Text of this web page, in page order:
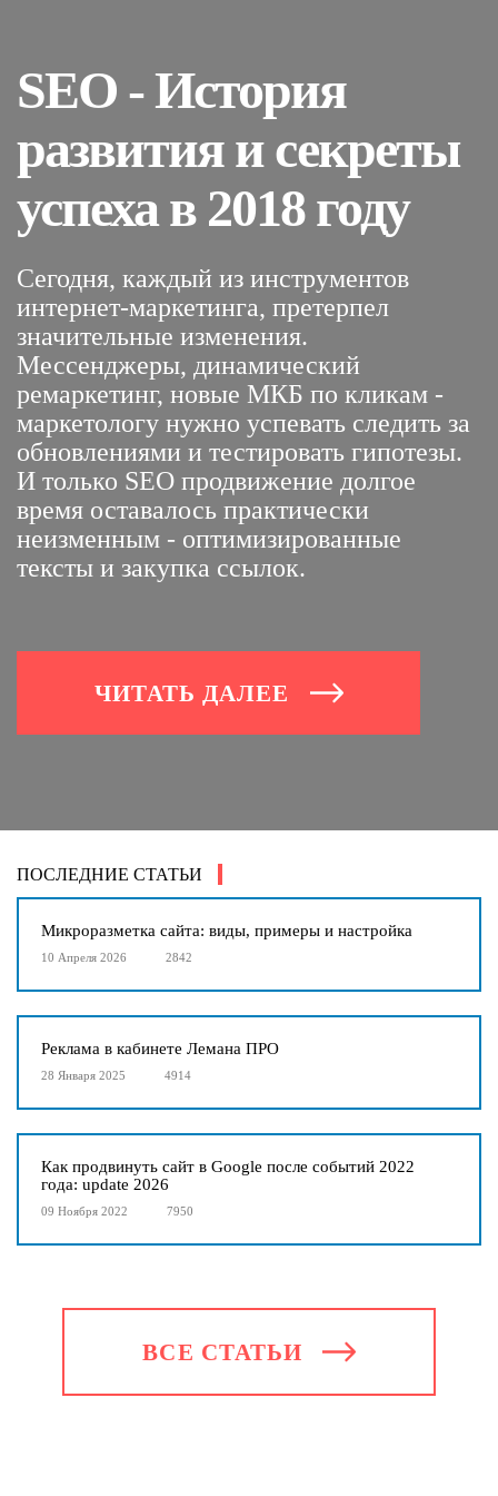
SEO - История
развития и секреты
успеха в 2018 году
Сегодня, каждый из инструментов
интернет-маркетинга, претерпел
значительные изменения.
Мессенджеры, динамический
ремаркетинг, новые МКБ по кликам -
маркетологу нужно успевать следить за
обновлениями и тестировать гипотезы.
И только SEO продвижение долгое
время оставалось практически
неизменным - оптимизированные
тексты и закупка ссылок.
ЧИТАТЬ ДАЛЕЕ
ПОСЛЕДНИЕ СТАТЬИ
Микроразметка сайта: виды, примеры и настройка
10 Апреля 2026 2842
Реклама в кабинете Лемана ПРО
28 Января 2025 4914
Как продвинуть сайт в Google после событий 2022
года: update 2026
09 Ноября 2022 7950
ВСЕ СТАТЬИ